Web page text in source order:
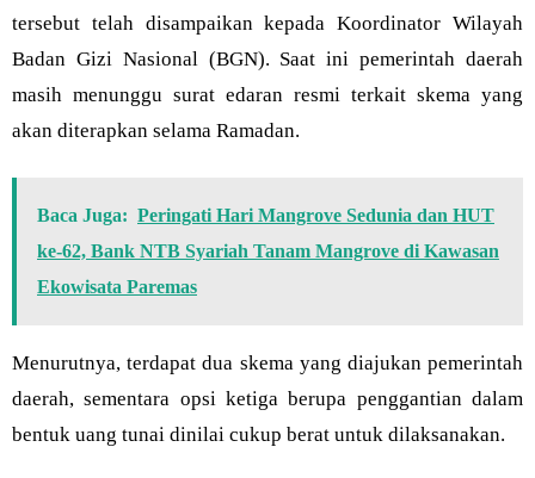
tersebut telah disampaikan kepada Koordinator Wilayah
Badan Gizi Nasional (BGN). Saat ini pemerintah daerah
masih menunggu surat edaran resmi terkait skema yang
akan diterapkan selama Ramadan.
Baca Juga: Peringati Hari Mangrove Sedunia dan HUT
ke-62, Bank NTB Syariah Tanam Mangrove di Kawasan
Ekowisata Paremas
Menurutnya, terdapat dua skema yang diajukan pemerintah
daerah, sementara opsi ketiga berupa penggantian dalam
bentuk uang tunai dinilai cukup berat untuk dilaksanakan.